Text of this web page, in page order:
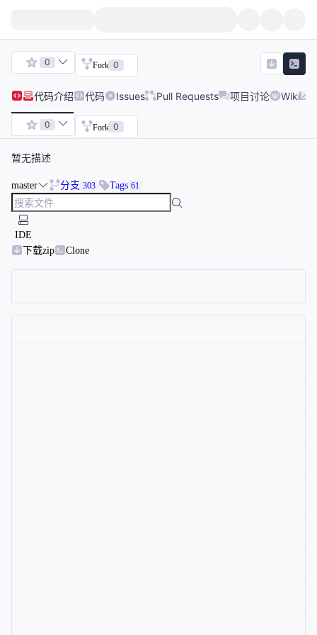
0 Fork 0
代码介绍 代码 Issues Pull Requests 项目讨论 Wiki
0 Fork 0
暂无描述
master 分支 303 Tags 61
IDE
下载zip
Clone